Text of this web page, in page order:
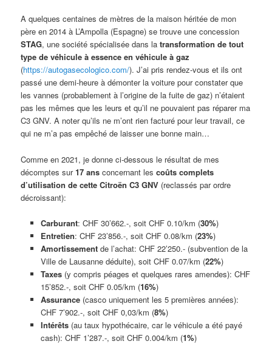
A quelques centaines de mètres de la maison héritée de mon
père en 2014 à L’Ampolla (Espagne) se trouve une concession
STAG, une société spécialisée dans latransformation de tout
type de véhicule à essence en véhicule à gaz
(https://autogasecologico.com/). J’ai pris rendez-vous et ils ont
passé une demi-heure à démonter la voiture pour constater que
les vannes (probablement à l’origine de la fuite de gaz) n’étaient
pas les mêmes que les leurs et qu’il ne pouvaient pas réparer ma
C3 GNV. A noter qu’ils ne m’ont rien facturé pour leur travail, ce
qui ne m’a pas empêché de laisser une bonne main…
Comme en 2021, je donne ci-dessous le résultat de mes
décomptes sur17 ans concernant lescoûts complets
d’utilisation de cette Citroën C3 GNV (reclassés par ordre
décroissant):
Carburant: CHF 30’662.-, soit CHF 0.10/km (30%)
Entretien: CHF 23’856.-, soit CHF 0.08/km (23%)
Amortissementde l’achat: CHF 22’250.- (subvention de la
Ville de Lausanne déduite), soit CHF 0.07/km (22%)
Taxes(y compris péages et quelques rares amendes): CHF
15’852.-, soit CHF 0.05/km (16%)
Assurance(casco uniquement les 5 premières années):
CHF 7’902.-, soit CHF 0,03/km (8%)
Intérêts(au taux hypothécaire, car le véhicule a été payé
cash): CHF 1’287.-, soit CHF 0.004/km (1%)